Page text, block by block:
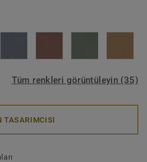
Tüm renkleri görüntüleyin (35)
TASARIMCISI